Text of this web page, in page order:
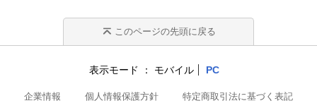
このページの先頭に戻る
表示モード モバイル PC
企業情報 個人情報保護方針 特定商取引法に基づく表記